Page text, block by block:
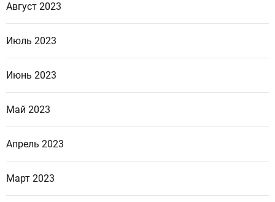
Август 2023
Июль 2023
Июнь 2023
Май 2023
Апрель 2023
Март 2023